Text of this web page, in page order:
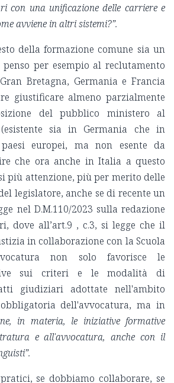
con una unificazione delle carriere e
avviene in altri sistemi?”.
della formazione comune sia un
penso per esempio al reclutamento
Bretagna, Germania e Francia
giustificare almeno parzialmente
del pubblico ministero al
sia in Germania che in
europei, ma non esente da
che ora anche in Italia a questo
più attenzione, più per merito delle
legislatore, anche se di recente un
nel D.M.110/2023 sulla redazione
dove all’art.9 , c.3, si legge che il
in collaborazione con la Scuola
non solo favorisce le
sui criteri e le modalità di
giudiziari adottate nell'ambito
dell'avvocatura, ma in
in materia, le iniziative formative
e all'avvocatura, anche con il
se dobbiamo collaborare, se